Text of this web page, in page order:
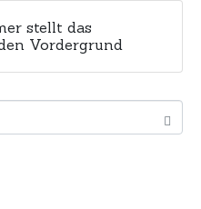
stellt das
Vordergrund